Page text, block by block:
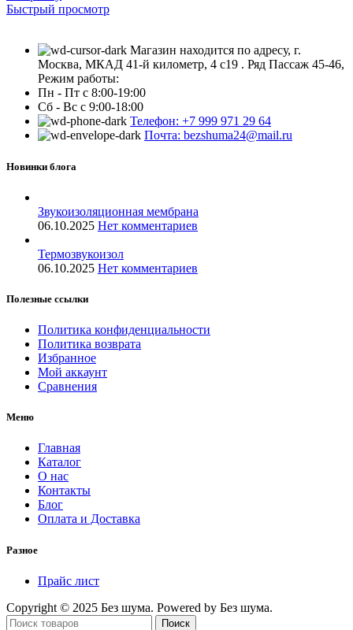
Быстрый просмотр
Магазин находится по адресу, г.
Москва, МКАД 41-й километр, 4 с19 . Ряд Пассаж 45-46,
Режим работы:
Пн - Пт с 8:00-19:00
Сб - Вс с 9:00-18:00
Телефон: +7 999 971 29 64
Почта: bezshuma24@mail.ru
Новинки блога
Звукоизоляционная мембрана
06.10.2025 Нет комментариев
Термозвукоизол
06.10.2025 Нет комментариев
Полезные ссылки
Политика конфиденциальности
Политика возврата
Избранное
Мой аккаунт
Сравнения
Меню
Главная
Каталог
О нас
Контакты
Блог
Оплата и Доставка
Разное
Прайс лист
Copyright © 2025 Без шума. Powered by Без шума.
Поиск